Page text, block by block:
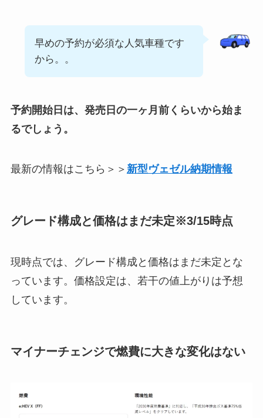
早めの予約が必須な人気車種です
から。。
予約開始日は、発売日の一ヶ月前くらいから始ま
るでしょう。
最新の情報はこちら＞＞ 新型ヴェゼル納期情報
グレード構成と価格はまだ未定※3/15時点
現時点では、グレード構成と価格はまだ未定とな
っています。価格設定は、若干の値上がりは予想
しています。
マイナーチェンジで燃費に大きな変化はない